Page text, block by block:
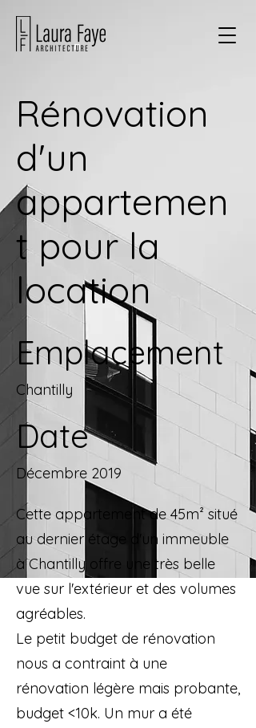
Rénovation
d'un
appartemen
t pour la
location
Emplacement
Chantilly
Date
Décembre 2019
Cette appartement de 45m² situé
au dernier étage d'un immeuble
à Chantilly offre une très belle
vue sur l'extérieur et des volumes
agréables.
Le petit budget de rénovation
nous a contraint à une
rénovation légère mais probante,
budget <10k. Un mur a été